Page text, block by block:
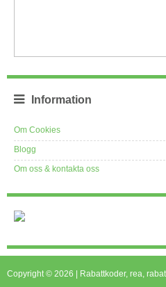
Information
Om Cookies
Blogg
Om oss & kontakta oss
Copyright © 2026 | Rabattkoder, rea,